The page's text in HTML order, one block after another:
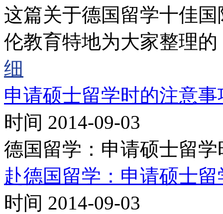
这篇关于德国留学十佳
伦教育特地为大家整理
细
申请硕士留学时的注意事
时间 2014-09-03
德国留学：申请硕士留
赴德国留学：申请硕士
时间 2014-09-03